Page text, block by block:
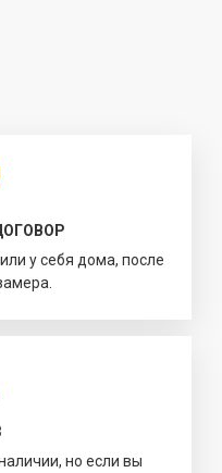
у себя дома, после
но если вы